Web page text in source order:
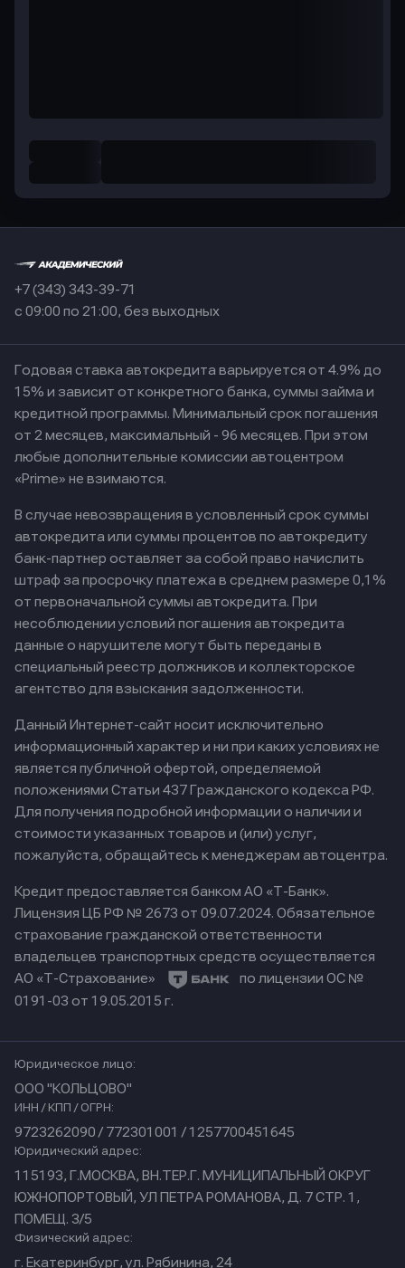
+7 (343) 343-39-71
с 09:00 по 21:00, без выходных
Годовая ставка автокредита варьируется от 4.9% до
15% и зависит от конкретного банка, суммы займа и
кредитной программы. Минимальный срок погашения
от 2 месяцев, максимальный - 96 месяцев. При этом
любые дополнительные комиссии автоцентром
«Prime» не взимаются.
В случае невозвращения в условленный срок суммы
автокредита или суммы процентов по автокредиту
банк-партнер оставляет за собой право начислить
штраф за просрочку платежа в среднем размере 0,1%
от первоначальной суммы автокредита. При
несоблюдении условий погашения автокредита
данные о нарушителе могут быть переданы в
специальный реестр должников и коллекторское
агентство для взыскания задолженности.
Данный Интернет-сайт носит исключительно
информационный характер и ни при каких условиях не
является публичной офертой, определяемой
положениями Статьи 437 Гражданского кодекса РФ.
Для получения подробной информации о наличии и
стоимости указанных товаров и (или) услуг,
пожалуйста, обращайтесь к менеджерам автоцентра.
Кредит предоставляется банком АО «Т-Банк».
Лицензия ЦБ РФ № 2673 от 09.07.2024. Обязательное
страхование гражданской ответственности
владельцев транспортных средств осуществляется
АО «Т-Страхование»
по лицензии ОС №
0191-03 от 19.05.2015 г.
Юридическое лицо:
ООО "КОЛЬЦОВО"
ИНН / КПП / ОГРН:
9723262090 / 772301001 / 1257700451645
Юридический адрес:
115193, Г.МОСКВА, ВН.ТЕР.Г. МУНИЦИПАЛЬНЫЙ ОКРУГ
ЮЖНОПОРТОВЫЙ, УЛ ПЕТРА РОМАНОВА, Д. 7 СТР. 1,
ПОМЕЩ. 3/5
Физический адрес:
г. Екатеринбург, ул. Рябинина, 24